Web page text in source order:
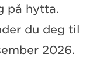
på hytta.
du deg til
2026.